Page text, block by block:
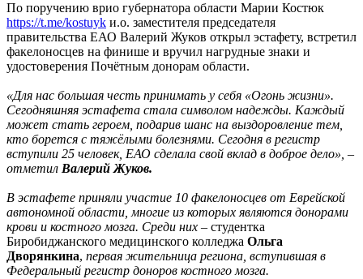
По поручению врио губернатора области Марии Костюк
https://t.me/kostuyk и.о. заместителя председателя
правительства ЕАО Валерий Жуков открыл эстафету, встретил
факелоносцев на финише и вручил нагрудные знаки и
удостоверения Почётным донорам области.
«Для нас большая честь принимать у себя «Огонь жизни».
Сегодняшняя эстафета стала символом надежды. Каждый
может стать героем, подарив шанс на выздоровление тем,
кто борется с тяжёлыми болезнями. Сегодня в регистр
вступили 25 человек, ЕАО сделала свой вклад в доброе дело», –
отметил Валерий Жуков.
В эстафете приняли участие 10 факелоносцев от Еврейской
автономной области, многие из которых являются донорами
крови и костного мозга. Среди них – студентка
Биробиджанского медицинского колледжа Ольга
Дворянкина, первая жительница региона, вступившая в
Федеральный регистр доноров костного мозга.